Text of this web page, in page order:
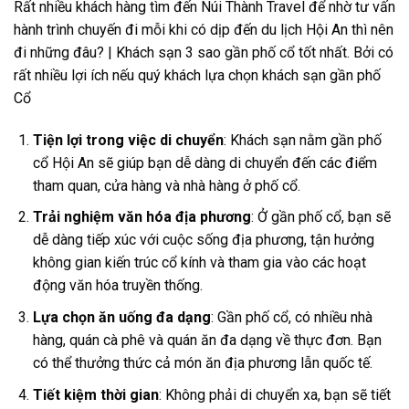
Rất nhiều khách hàng tìm đến Núi Thành Travel để nhờ tư vấn
hành trình chuyến đi mỗi khi có dịp đến du lịch Hội An thì nên
đi những đâu? | Khách sạn 3 sao gần phố cổ tốt nhất. Bởi có
rất nhiều lợi ích nếu quý khách lựa chọn khách sạn gần phố
Cổ
Tiện lợi trong việc di chuyển: Khách sạn nằm gần phố
cổ Hội An sẽ giúp bạn dễ dàng di chuyển đến các điểm
tham quan, cửa hàng và nhà hàng ở phố cổ.
Trải nghiệm văn hóa địa phương: Ở gần phố cổ, bạn sẽ
dễ dàng tiếp xúc với cuộc sống địa phương, tận hưởng
không gian kiến trúc cổ kính và tham gia vào các hoạt
động văn hóa truyền thống.
Lựa chọn ăn uống đa dạng: Gần phố cổ, có nhiều nhà
hàng, quán cà phê và quán ăn đa dạng về thực đơn. Bạn
có thể thưởng thức cả món ăn địa phương lẫn quốc tế.
Tiết kiệm thời gian: Không phải di chuyển xa, bạn sẽ tiết